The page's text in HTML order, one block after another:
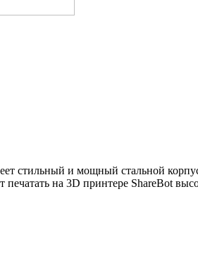
стильный и мощный стальной
печатать на 3D принтере ShareBot